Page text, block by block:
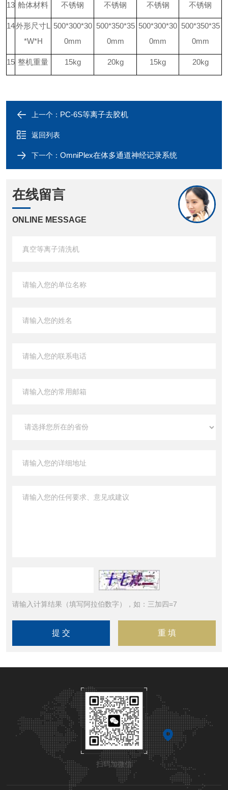
13 舱体材料 不锈钢 不锈钢 不锈钢 不锈钢
14外形尺寸L
*W*H
500*300*30
0mm
500*350*35
0mm
500*300*30
0mm
500*350*35
0mm
15 整机重量 15kg 20kg 15kg 20kg
上一个： PC-6S等离子去胶机
返回列表
下一个： OmniPlex在体多通道神经记录系统
在线留言
ONLINE MESSAGE
请输入计算结果（填写阿拉伯数字），如：三加四=7
扫码加微信